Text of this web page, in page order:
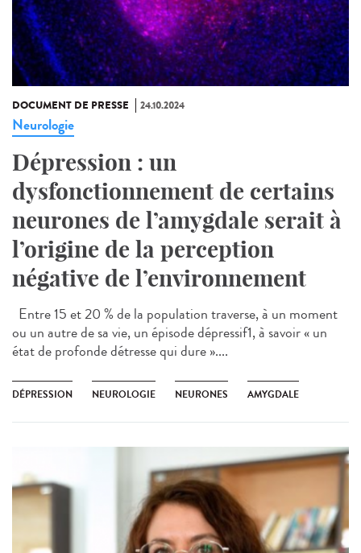
DOCUMENT DE PRESSE 24.10.2024
Neurologie
Dépression : un
dysfonctionnement de certains
neurones de l’amygdale serait à
l’origine de la perception
négative de l’environnement
Entre 15 et 20 % de la population traverse, à un moment
ou un autre de sa vie, un épisode dépressif1, à savoir « un
état de profonde détresse qui dure »....
DÉPRESSION NEUROLOGIE NEURONES AMYGDALE